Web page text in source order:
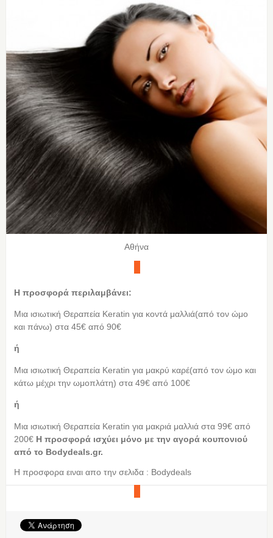
Αθήνα
Η προσφορά περιλαμβάνει:
Μια ισιωτική Θεραπεία Keratin για κοντά μαλλιά(από τον ώμο
και πάνω) στα 45€ από 90€
ή
Μια ισιωτική Θεραπεία Keratin για μακρύ καρέ(από τον ώμο και
κάτω μέχρι την ωμοπλάτη) στα 49€ από 100€
ή
Μια ισιωτική Θεραπεία Keratin για μακριά μαλλιά στα 99€ από
200€ Η προσφορά ισχύει μόνο με την αγορά κουπονιού
από τo Bodydeals.gr.
Η προσφορα ειναι απο την σελιδα : Bodydeals